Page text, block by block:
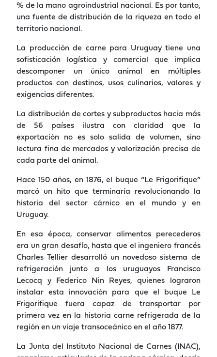
% de la mano agroindustrial nacional. Es por tanto,
una fuente de distribución de la riqueza en todo el
territorio nacional.
La producción de carne para Uruguay tiene una
sofisticación logística y comercial que implica
descomponer un único animal en múltiples
productos con destinos, usos culinarios, valores y
exigencias diferentes.
La distribución de cortes y subproductos hacia más
de 56 países ilustra con claridad que la
exportación no es solo salida de volumen, sino
lectura fina de mercados y valorización precisa de
cada parte del animal.
Hace 150 años, en 1876, el buque “Le Frigorifique”
marcó un hito que terminaría revolucionando la
historia del sector cárnico en el mundo y en
Uruguay.
En esa época, conservar alimentos perecederos
era un gran desafío, hasta que el ingeniero francés
Charles Tellier desarrolló un novedoso sistema de
refrigeración junto a los uruguayos Francisco
Lecocq y Federico Nin Reyes, quienes lograron
instalar esta innovación para que el buque Le
Frigorifique fuera capaz de transportar por
primera vez en la historia carne refrigerada de la
región en un viaje transoceánico en el año 1877.
La Junta del Instituto Nacional de Carnes (INAC),